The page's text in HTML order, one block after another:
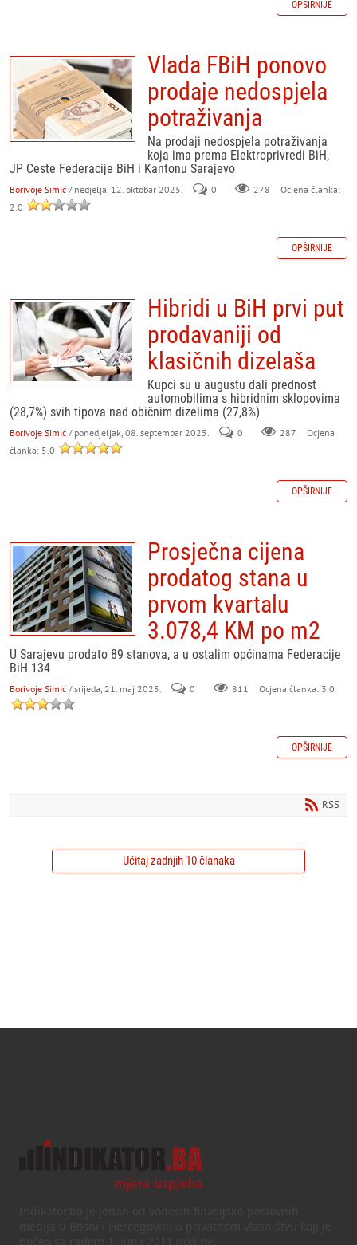
OPŠIRNIJE
Vlada FBiH ponovo
prodaje nedospjela
potraživanja
Na prodaji nedospjela potraživanja
koja ima prema Elektroprivredi BiH,
JP Ceste Federacije BiH i Kantonu Sarajevo
Borivoje Simić / nedjelja, 12. oktobar 2025. 0 278
Ocjena članka:
2.0
OPŠIRNIJE
Hibridi u BiH prvi put
prodavaniji od
klasičnih dizelaša
Kupci su u augustu dali prednost
automobilima s hibridnim sklopovima
(28,7%) svih tipova nad običnim dizelima (27,8%)
Borivoje Simić / ponedjeljak, 08. septembar 2025. 0 287
Ocjena
članka: 5.0
OPŠIRNIJE
Prosječna cijena
prodatog stana u
prvom kvartalu
3.078,4 KM po m2
U Sarajevu prodato 89 stanova, a u ostalim općinama Federacije
BiH 134
Borivoje Simić / srijeda, 21. maj 2025. 0 811 Ocjena članka: 3.0
OPŠIRNIJE
RSS
Učitaj zadnjih 10 članaka